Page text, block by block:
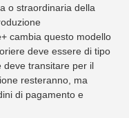
o straordinaria della
cambia questo modello
deve essere di tipo
deve transitare per il
resteranno, ma
di pagamento e